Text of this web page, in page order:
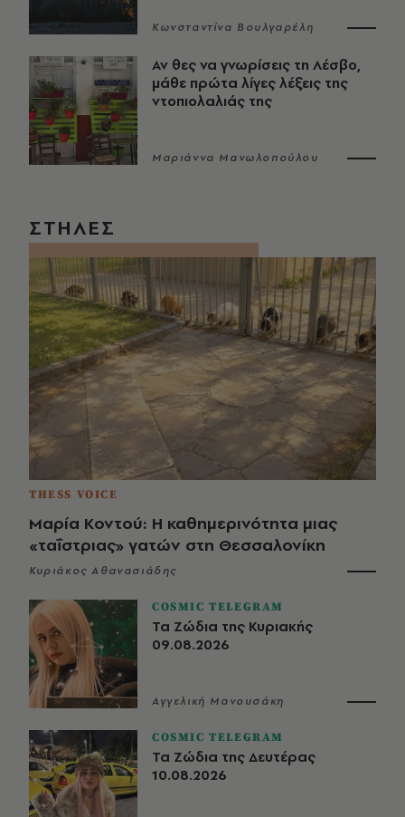
Κωνσταντίνα Βουλγαρέλη
Αν θες να γνωρίσεις τη Λέσβο,
μάθε πρώτα λίγες λέξεις της
ντοπιολαλιάς της
Μαριάννα Μανωλοπούλου
ΣΤΗΛΕΣ
THESS VOICE
Μαρία Κοντού: Η καθημερινότητα μιας
«ταΐστριας» γατών στη Θεσσαλονίκη
Κυριάκος Αθανασιάδης
COSMIC TELEGRAM
Τα Ζώδια της Κυριακής
09.08.2026
Αγγελική Μανουσάκη
COSMIC TELEGRAM
Τα Ζώδια της Δευτέρας
10.08.2026